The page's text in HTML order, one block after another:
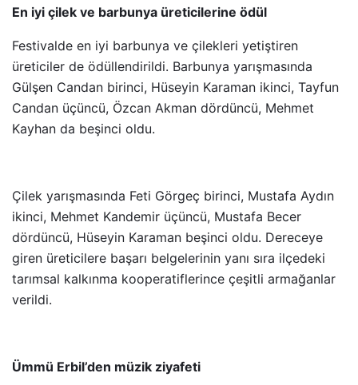
En iyi çilek ve barbunya üreticilerine ödül
Festivalde en iyi barbunya ve çilekleri yetiştiren
üreticiler de ödüllendirildi. Barbunya yarışmasında
Gülşen Candan birinci, Hüseyin Karaman ikinci, Tayfun
Candan üçüncü, Özcan Akman dördüncü, Mehmet
Kayhan da beşinci oldu.
Çilek yarışmasında Feti Görgeç birinci, Mustafa Aydın
ikinci, Mehmet Kandemir üçüncü, Mustafa Becer
dördüncü, Hüseyin Karaman beşinci oldu. Dereceye
giren üreticilere başarı belgelerinin yanı sıra ilçedeki
tarımsal kalkınma kooperatiflerince çeşitli armağanlar
verildi.
Ümmü Erbil’den müzik ziyafeti